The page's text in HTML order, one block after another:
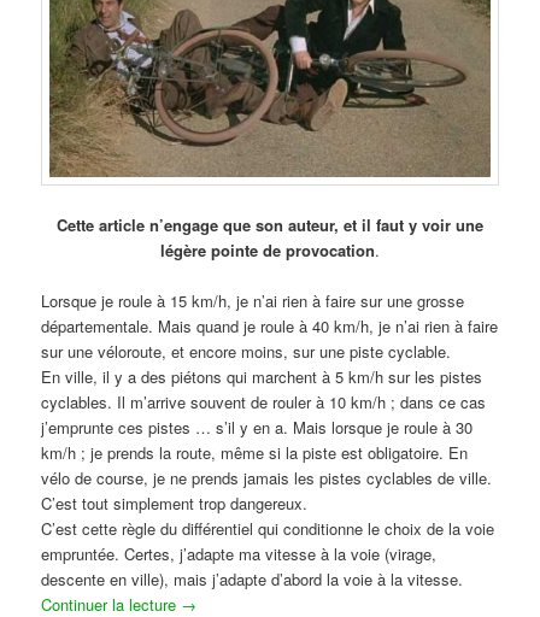
Cette article n’engage que son auteur, et il faut y voir une
légère pointe de provocation.
Lorsque je roule à 15 km/h, je n’ai rien à faire sur une grosse
départementale. Mais quand je roule à 40 km/h, je n’ai rien à faire
sur une véloroute, et encore moins, sur une piste cyclable.
En ville, il y a des piétons qui marchent à 5 km/h sur les pistes
cyclables. Il m’arrive souvent de rouler à 10 km/h ; dans ce cas
j’emprunte ces pistes … s’il y en a. Mais lorsque je roule à 30
km/h ; je prends la route, même si la piste est obligatoire. En
vélo de course, je ne prends jamais les pistes cyclables de ville.
C’est tout simplement trop dangereux.
C’est cette règle du différentiel qui conditionne le choix de la voie
empruntée. Certes, j’adapte ma vitesse à la voie (virage,
descente en ville), mais j’adapte d’abord la voie à la vitesse.
Continuer la lecture →